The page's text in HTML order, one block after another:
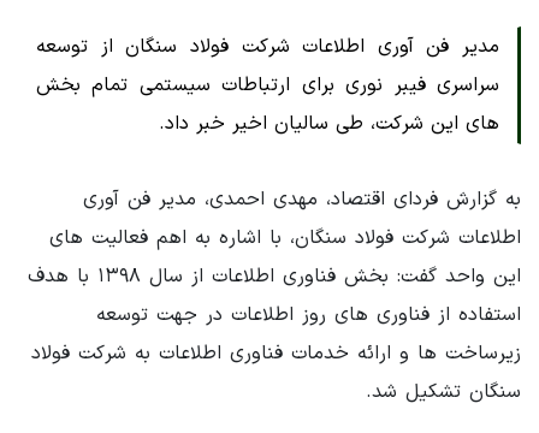
مدیر فن آوری اطلاعات شرکت فولاد سنگان از توسعه
سراسری فیبر نوری برای ارتباطات سیستمی تمام بخش
های این شرکت، طی سالیان اخیر خبر داد.
به گزارش فردای اقتصاد، مهدی احمدی، مدیر فن آوری
اطلاعات شرکت فولاد سنگان، با اشاره به اهم فعالیت های
این واحد گفت: بخش فناوری اطلاعات از سال ۱۳۹۸ با هدف
استفاده از فناوری های روز اطلاعات در جهت توسعه
زیرساخت ها و ارائه خدمات فناوری اطلاعات به شرکت فولاد
سنگان تشکیل شد.